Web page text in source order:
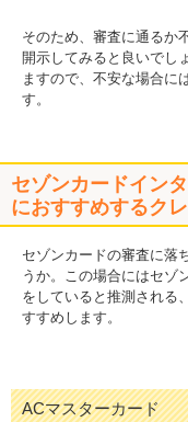
そのため、審査に通るか
開示してみると良いでし
ますので、不安な場合に
す。
セゾンカードイン
におすすめするク
セゾンカードの審査に落
うか。この場合にはセゾ
をしていると推測される
すすめします。
ACマスターカード